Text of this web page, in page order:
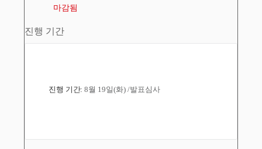
마감됨
진행 기간
진행 기간:8월 19일(화) /발표심사